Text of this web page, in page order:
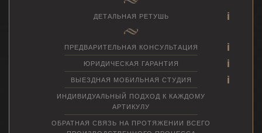
ДЕТАЛЬНАЯ РЕТУШЬ
ПРЕДВАРИТЕЛЬНАЯ КОНСУЛЬТАЦИЯ
ЮРИДИЧЕСКАЯ ГАРАНТИЯ
ВЫЕЗДНАЯ МОБИЛЬНАЯ СТУДИЯ
ИНДИВИДУАЛЬНЫЙ ПОДХОД К КАЖДОМУ
АРТИКУЛУ
ОБРАТНАЯ СВЯЗЬ НА ПРОТЯЖЕНИИ ВСЕГО